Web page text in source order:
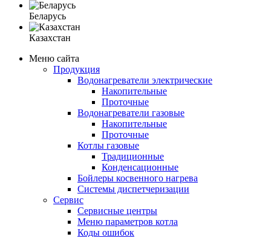
Беларусь
Казахстан
Меню сайта
Продукция
Водонагреватели электрические
Накопительные
Проточные
Водонагреватели газовые
Накопительные
Проточные
Котлы газовые
Традиционные
Конденсационные
Бойлеры косвенного нагрева
Системы диспетчеризации
Сервис
Сервисные центры
Меню параметров котла
Коды ошибок